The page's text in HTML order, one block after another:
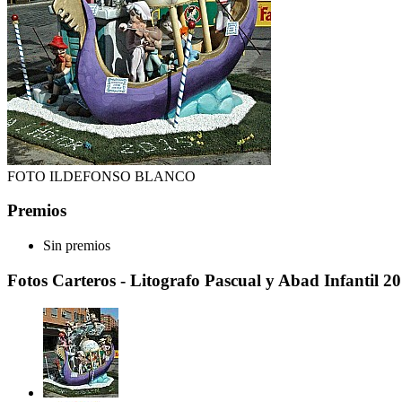
FOTO ILDEFONSO BLANCO
Premios
Sin premios
Fotos Carteros - Litografo Pascual y Abad Infantil